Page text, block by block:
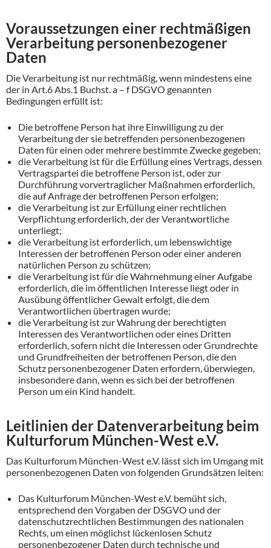
Voraussetzungen einer rechtmäßigen
Verarbeitung personenbezogener
Daten
Die Verarbeitung ist nur rechtmäßig, wenn mindestens eine
der in Art.6 Abs.1 Buchst. a – f DSGVO genannten
Bedingungen erfüllt ist:
Die betroffene Person hat ihre Einwilligung zu der
Verarbeitung der sie betreffenden personenbezogenen
Daten für einen oder mehrere bestimmte Zwecke gegeben;
die Verarbeitung ist für die Erfüllung eines Vertrags, dessen
Vertragspartei die betroffene Person ist, oder zur
Durchführung vorvertraglicher Maßnahmen erforderlich,
die auf Anfrage der betroffenen Person erfolgen;
die Verarbeitung ist zur Erfüllung einer rechtlichen
Verpflichtung erforderlich, der der Verantwortliche
unterliegt;
die Verarbeitung ist erforderlich, um lebenswichtige
Interessen der betroffenen Person oder einer anderen
natürlichen Person zu schützen;
die Verarbeitung ist für die Wahrnehmung einer Aufgabe
erforderlich, die im öffentlichen Interesse liegt oder in
Ausübung öffentlicher Gewalt erfolgt, die dem
Verantwortlichen übertragen wurde;
die Verarbeitung ist zur Wahrung der berechtigten
Interessen des Verantwortlichen oder eines Dritten
erforderlich, sofern nicht die Interessen oder Grundrechte
und Grundfreiheiten der betroffenen Person, die den
Schutz personenbezogener Daten erfordern, überwiegen,
insbesondere dann, wenn es sich bei der betroffenen
Person um ein Kind handelt.
Leitlinien der Datenverarbeitung beim
Kulturforum München-West e.V.
Das Kulturforum München-West e.V. lässt sich im Umgang mit
personenbezogenen Daten von folgenden Grundsätzen leiten:
Das Kulturforum München-West e.V. bemüht sich,
entsprechend den Vorgaben der DSGVO und der
datenschutzrechtlichen Bestimmungen des nationalen
Rechts, um einen möglichst lückenlosen Schutz
personenbezogener Daten durch technische und